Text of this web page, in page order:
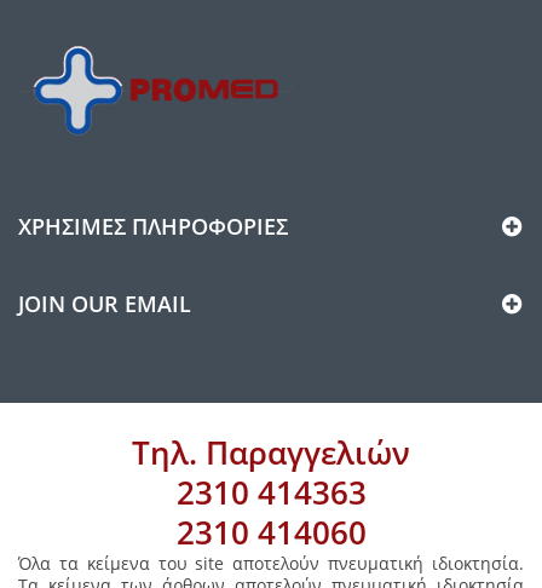
ΧΡΉΣΙΜΕΣ ΠΛΗΡΟΦΟΡΊΕΣ
JOIN OUR EMAIL
Τηλ. Παραγγελιών
2310 414363
2310 414060
Όλα τα κείμενα του site αποτελούν πνευματική ιδιοκτησία.